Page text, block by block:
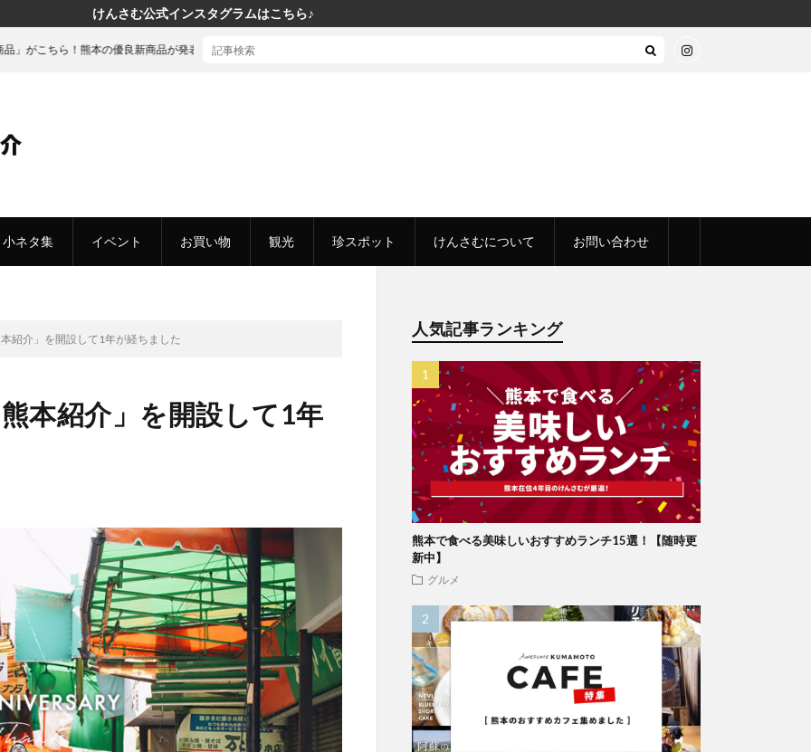
けんさむ公式インスタグラムはこちら♪
小ネタ集 イベント お買い物 観光 珍スポット けんさむについて お問い合わせ
！熊本の優良新商品が発表されました
紹介」を開設して1年が経ちました
本紹介」を開設して1年
人気記事ランキング
熊本で食べる美味しいおすすめランチ15選！【随時更
新中】
グルメ